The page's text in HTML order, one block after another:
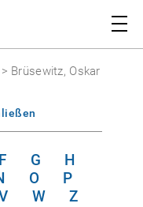
> Brüsewitz, Oskar
F G
H
O
P
W Z